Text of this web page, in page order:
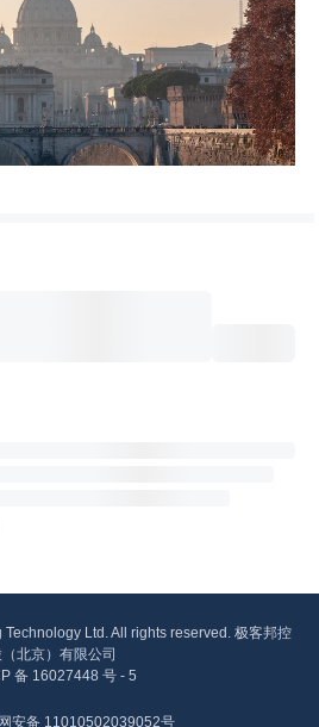
Ltd. All rights reserved. 极客邦控
（北京）有限公司
备 16027448 号 - 5
安备 11010502039052号